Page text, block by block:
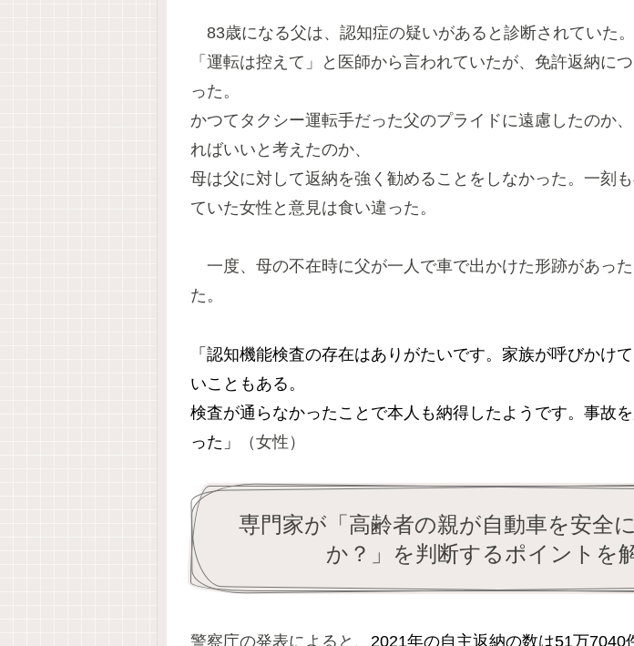
83歳になる父は、認知症の疑いがあると診断されていた。
「運転は控えて」と医師から言われていたが、免許返納に
った。
かつてタクシー運転手だった父のプライドに遠慮したのか
ればいいと考えたのか、
母は父に対して返納を強く勧めることをしなかった。一刻
ていた女性と意見は食い違った。
一度、母の不在時に父が一人で車で出かけた形跡があっ
た。
「認知機能検査の存在はありがたいです。家族が呼びかけ
いこともある。
検査が通らなかったことで本人も納得したようです。事故
った」
（女性）
専門家が「高齢者の親が自動車を安全
か？」を判断するポイントを
警察庁の発表によると、 2021年の自主返納の数は51万7040